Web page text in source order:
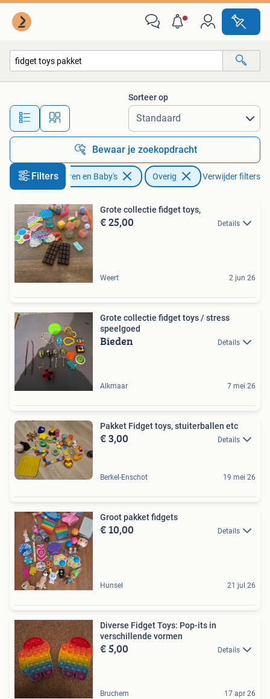
Alle afstanden…
Sorteer op
Bewaar je zoekopdracht
FiltersKinderen en Baby's Overig Verwijder filters
Grote collectie fidget toys,
€ 25,00 Details
Weert 2 jun 26
Grote collectie fidget toys / stress
speelgoed
Bieden Details
Alkmaar 7 mei 26
Pakket Fidget toys, stuiterballen etc
€ 3,00 Details
Berkel-Enschot 19 mei 26
Groot pakket fidgets
€ 10,00 Details
Hunsel 21 jul 26
Diverse Fidget Toys: Pop-its in
verschillende vormen
€ 5,00 Details
Bruchem 17 apr 26